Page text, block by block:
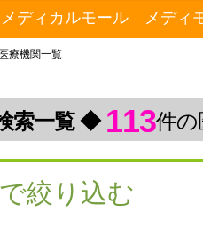
ディカルモール メディ
療機関一覧
索一覧 ◆ 113件の
絞り込む